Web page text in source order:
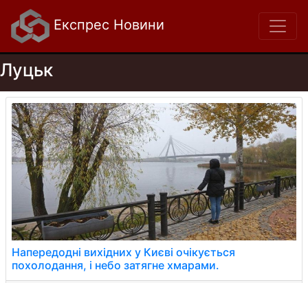
Експрес Новини
Луцьк
Напередодні вихідних у Києві очікується
похолодання, і небо затягне хмарами.